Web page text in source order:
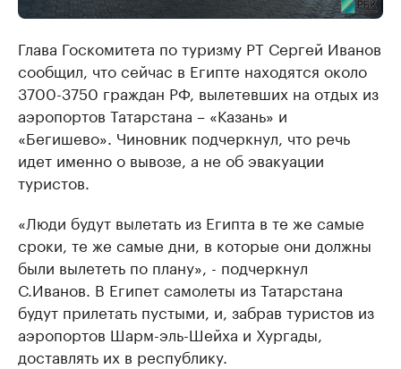
Глава Госкомитета по туризму РТ Сергей Иванов
сообщил, что сейчас в Египте находятся около
3700-3750 граждан РФ, вылетевших на отдых из
аэропортов Татарстана – «Казань» и
«Бегишево». Чиновник подчеркнул, что речь
идет именно о вывозе, а не об эвакуации
туристов.
«Люди будут вылетать из Египта в те же самые
сроки, те же самые дни, в которые они должны
были вылететь по плану», - подчеркнул
С.Иванов. В Египет самолеты из Татарстана
будут прилетать пустыми, и, забрав туристов из
аэропортов Шарм-эль-Шейха и Хургады,
доставлять их в республику.